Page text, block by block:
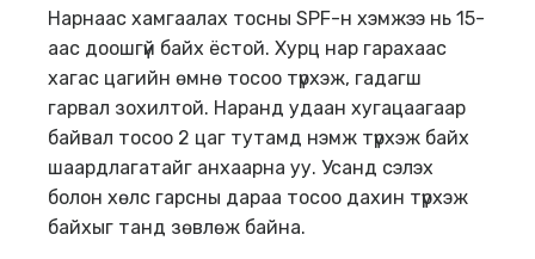
Нарнаас хамгаалах тосны SPF-н хэмжээ нь 15-
аас доошгүй байх ёстой. Хурц нар гарахаас
хагас цагийн өмнө тосоо түрхэж, гадагш
гарвал зохилтой. Наранд удаан хугацаагаар
байвал тосоо 2 цаг тутамд нэмж түрхэж байх
шаардлагатайг анхаарна уу. Усанд сэлэх
болон хөлс гарсны дараа тосоо дахин түрхэж
байхыг танд зөвлөж байна.